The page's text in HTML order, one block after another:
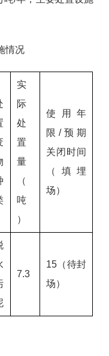
情况
实
际
处
置
量
（
吨
）
使用年
限/预期
关闭时间
（填埋
场）
7.3
15（待封
场）